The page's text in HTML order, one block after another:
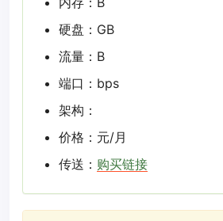
硬盘：GB
流量：B
端口：bps
架构：
价格：元/月
传送： 购买链接